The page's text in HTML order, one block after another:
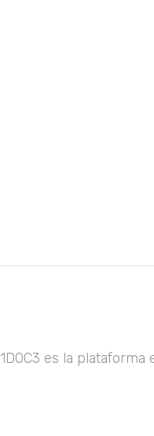
1DOC3 es la